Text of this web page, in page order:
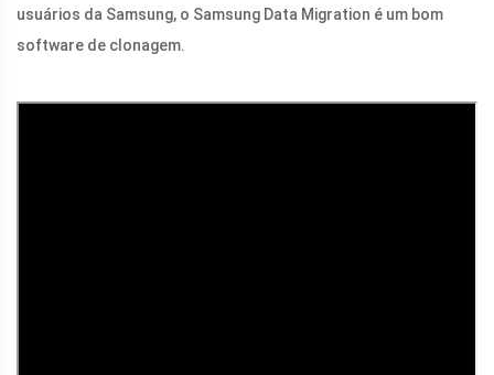
usuários da Samsung, o Samsung Data Migration é um bom
software de clonagem.